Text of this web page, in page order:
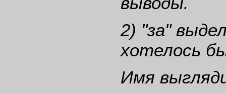
2) "за"
хотелось
Имя